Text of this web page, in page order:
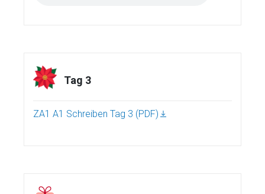
Tag 3
ZA1 A1 Schreiben Tag 3 (PDF)